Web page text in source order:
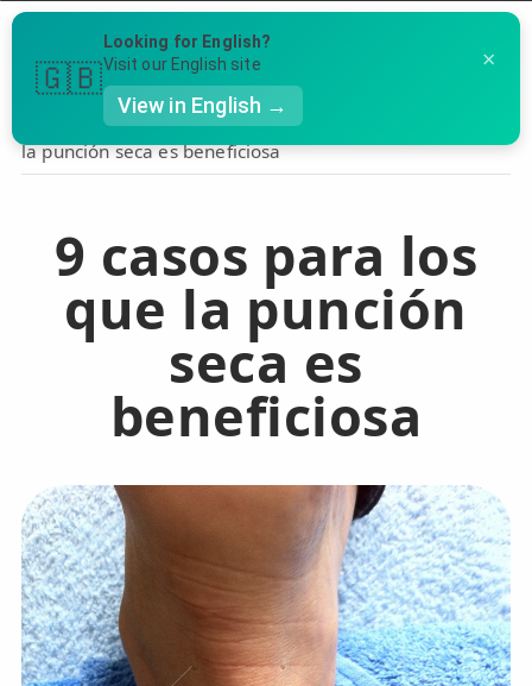
👤 Mi Cuenta
🤔 Preguntas Frecuentes
🔍 Buscador
🔍 Especialidades
💆‍♀️ Tratamientos
😓 Síntomas
📅 Pedir Cita
Llámanos al 91 005 23 63
Ubicación de nuestras clínicas
Preguntas Frecuentes
Área de Fisioestética ›
la punción seca es beneficiosa
9 casos para los
que la punción
seca es
beneficiosa
×
🇬🇧
Looking for English?
Visit our English site
View in English →